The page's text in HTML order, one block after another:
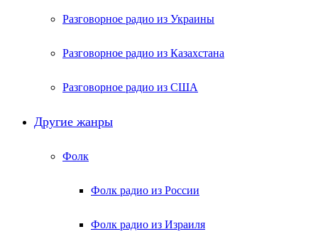
Разговорное радио из Украины
Разговорное радио из Казахстана
Разговорное радио из США
Другие жанры
Фолк
Фолк радио из России
Фолк радио из Израиля